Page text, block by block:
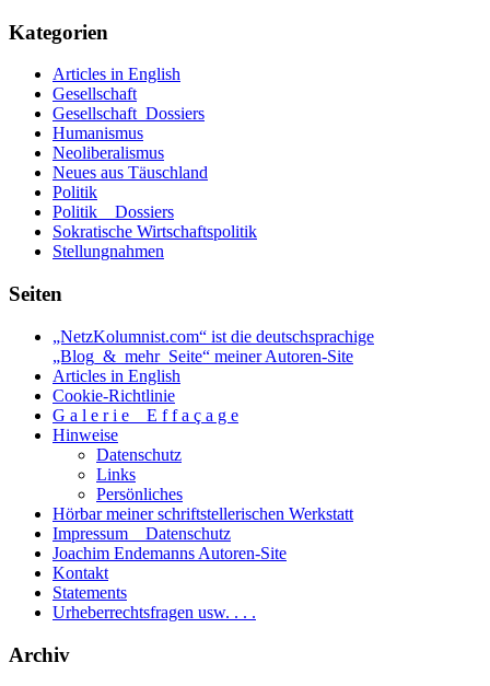
Kategorien
Articles in English
Gesellschaft
Gesellschaft_Dossiers
Humanismus
Neoliberalismus
Neues aus Täuschland
Politik
Politik _ Dossiers
Sokratische Wirtschaftspolitik
Stellungnahmen
Seiten
„NetzKolumnist.com“ ist die deutschsprachige
„Blog_&_mehr_Seite“ meiner Autoren-Site
Articles in English
Cookie-Richtlinie
G a l e r i e _ E f f a ç a g e
Hinweise
Datenschutz
Links
Persönliches
Hörbar meiner schriftstellerischen Werkstatt
Impressum _ Datenschutz
Joachim Endemanns Autoren-Site
Kontakt
Statements
Urheberrechtsfragen usw. . . .
Archiv